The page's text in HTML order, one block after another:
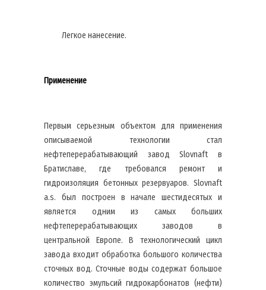
Легкое нанесение.
Применение
Первым серьезным объектом для применения
описываемой технологии стал
нефтеперерабатывающий завод Slovnaft в
Братиславе, где требовался ремонт и
гидроизоляция бетонных резервуаров. Slovnaft
a.s. был построен в начале шестидесятых и
является одним из самых больших
нефтеперерабатывающих заводов в
центральной Европе. В технологический цикл
завода входит обработка большого количества
сточных вод. Сточные воды содержат большое
количество эмульсий гидрокарбонатов (нефти)